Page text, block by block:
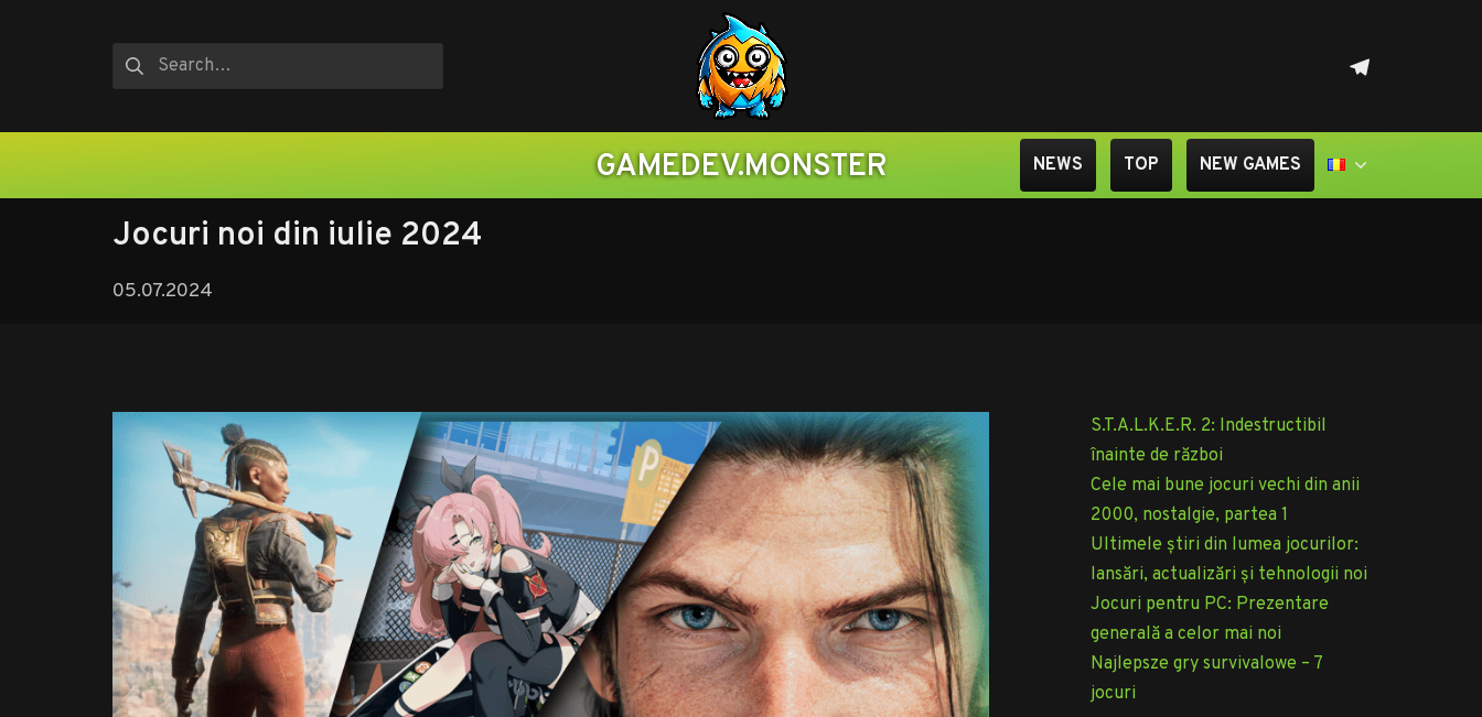
Caută după:
Gamedev.monster
Telegram
GAMEDEV.MONSTER NEWS TOP NEW GAMES
Jocuri noi din iulie 2024
05.07.2024
S.T.A.L.K.E.R. 2: Indestructibil
înainte de război
Cele mai bune jocuri vechi din anii
2000, nostalgie, partea 1
Ultimele știri din lumea jocurilor:
lansări, actualizări și tehnologii noi
Jocuri pentru PC: Prezentare
generală a celor mai noi
Najlepsze gry survivalowe – 7
jocuri